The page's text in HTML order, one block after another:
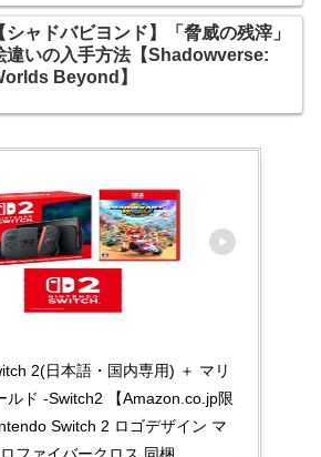
シャドバビヨンド】「脅威の残滓」
違いの入手方法【Shadowverse:
Beyond】
2(日本語・国内専用) ＋ マリ
ルド -Switch2 【Amazon.co.jp限
Switch 2 ロゴデザイン マ